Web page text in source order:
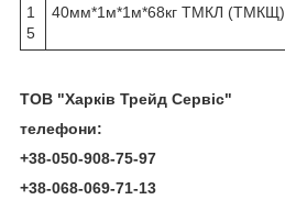
1
5
40мм*1м*1м*68кг ТМКЛ (ТМКЩ)
ТОВ "Харків Трейд Сервіс"
телефони:
+38-050-908-75-97
+38-068-069-71-13